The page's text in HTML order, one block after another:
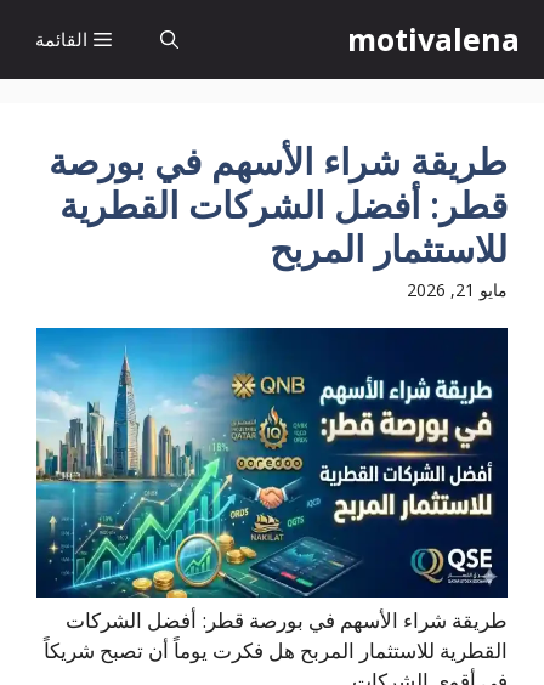
إلى
المحتوى
motivalena القائمة
طريقة شراء الأسهم في بورصة
قطر: أفضل الشركات القطرية
للاستثمار المربح
مايو 21, 2026
طريقة شراء الأسهم في بورصة قطر: أفضل الشركات
القطرية للاستثمار المربح هل فكرت يوماً أن تصبح شريكاً